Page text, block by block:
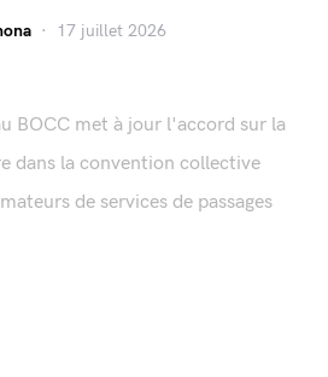
17 juillet 2026
BOCC met à jour l'accord sur la
dans la convention collective
de services de passages